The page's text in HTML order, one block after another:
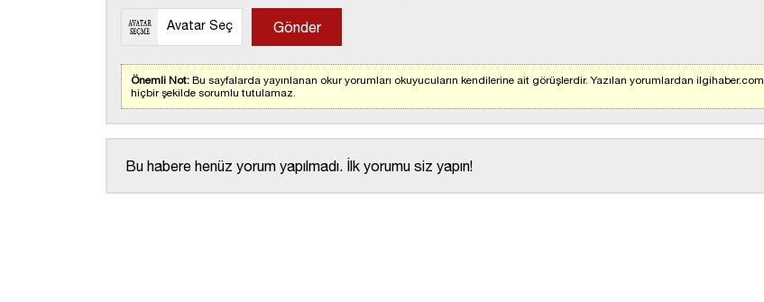
Avatar Seç
Önemli Not: Bu sayfalarda yayınlanan okur yorumları okuyucuların kendilerine ait görüşlerdir. Yazılan yorumlardan ilgihaber.com
hiçbir şekilde sorumlu tutulamaz.
Bu habere henüz yorum yapılmadı. İlk yorumu siz yapın!